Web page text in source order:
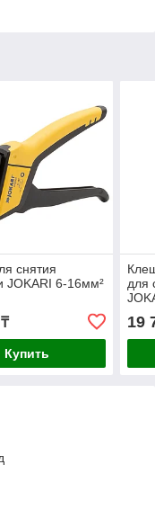
снятия
JOKARI 6-16мм²
Купить
для
19